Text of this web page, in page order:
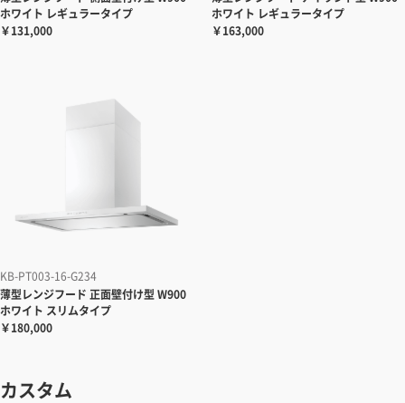
ホワイト レギュラータイプ
￥131,000
ホワイト レギュラータイプ
￥163,000
KB-PT003-16-G234
薄型レンジフード 正面壁付け型 W900
ホワイト スリムタイプ
￥180,000
カスタム